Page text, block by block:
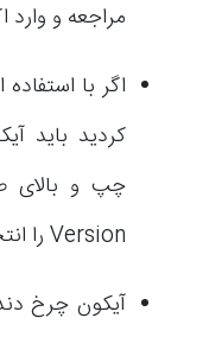
مراجعه و
اگر با
کردید باید
Version را انتخاب کنید.
آیکون چرخ